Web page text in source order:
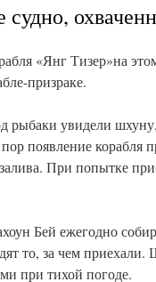
судно,
«Янг Тизер»на
призраке.
рыбаки увидели
появление корабля
При попытке
Бей ежегодно
то, за чем приехали.
при тихой погоде.